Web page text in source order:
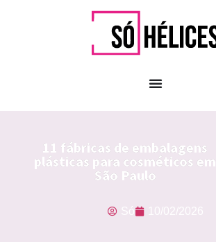
11 fábricas de embalagens
plásticas para cosméticos em
São Paulo
Só 10/02/2026